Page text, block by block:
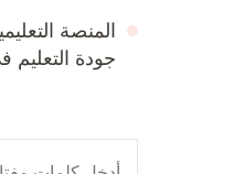
المنصة
جودة
البحث